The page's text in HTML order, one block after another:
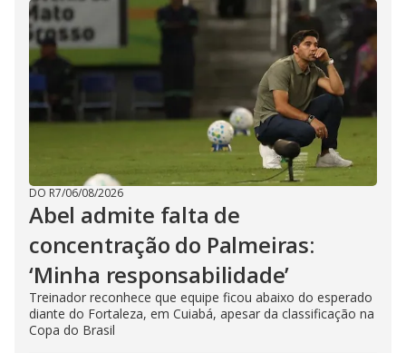
DO R7/06/08/2026
Abel admite falta de
concentração do Palmeiras:
‘Minha responsabilidade’
Treinador reconhece que equipe ficou abaixo do esperado
diante do Fortaleza, em Cuiabá, apesar da classificação na
Copa do Brasil